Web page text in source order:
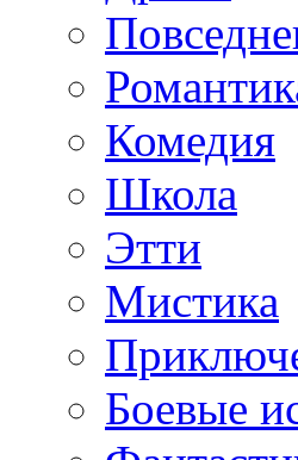
Комедия
Школа
Этти
Мистика
Боевые